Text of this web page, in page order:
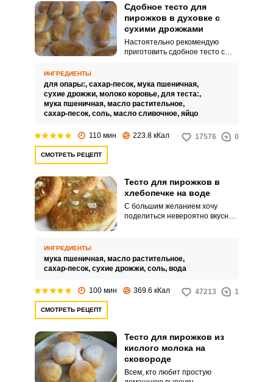
Сдобное тесто для
пирожков в духовке с
сухими дрожжами
Настоятельно рекомендую
приготовить сдобное тесто с
Сдобное тесто можно
использовать не только для
приготовления пирожков, а
также для приготовления
домашней выпечки.
ИНГРЕДИЕНТЫ
для опары:, сахар-песок, мука пшеничная,
сухие дрожжи, молоко коровье, для теста:,
мука пшеничная, масло растительное,
сахар-песок, соль, масло сливочное, яйцо
110 мин 223.8 кКал 17576 0
СМОТРЕТЬ РЕЦЕПТ
Тесто для пирожков в
хлебопечке на воде
С большим желанием хочу
поделиться невероятно вкусным
таким способом, обязательно
понравится вам, а выпечка из
него доставит вам
ИНГРЕДИЕНТЫ
мука пшеничная, масло растительное,
сахар-песок, сухие дрожжи, соль, вода
100 мин 369.6 кКал 47213 1
СМОТРЕТЬ РЕЦЕПТ
Тесто для пирожков из
кислого молока на
сковороде
Всем, кто любит простую